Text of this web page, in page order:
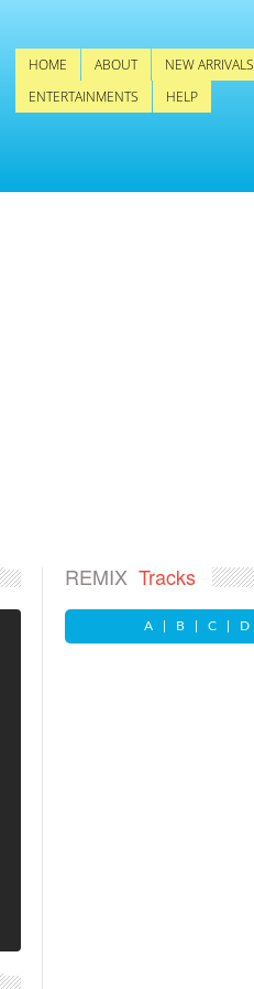
HOME ABOUT NEW ARRIVALS
ENTERTAINMENTS
HELP
REMIX Tracks
A B C D